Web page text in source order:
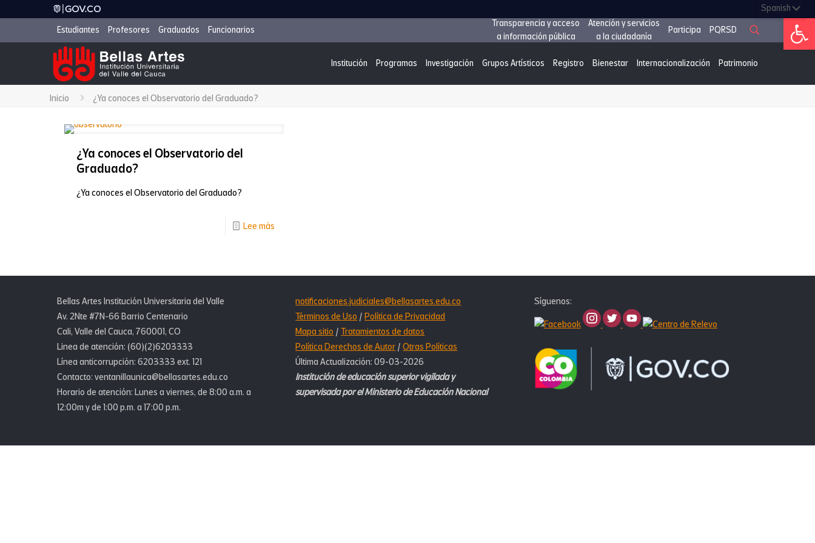
Abrir
Estudiantes Profesores Graduados Funcionarios
Transparencia y acceso
a información pública
Atención y servicios
a la ciudadanía
Participa PQRSD
Institución Programas Investigación Grupos Artísticos Registro Bienestar Internacionalización Patrimonio
Inicio ¿Ya conoces el Observatorio del Graduado?
¿Ya conoces el Observatorio del
Graduado?
¿Ya conoces el Observatorio del Graduado?
Lee más-
Observatorio
Graduado?
Bellas Artes Institución Universitaria del Valle
Av. 2Nte #7N-66 Barrio Centenario
Cali, Valle del Cauca, 760001, CO
Linea de atención: (60)(2)6203333
Línea anticorrupción: 6203333 ext. 121
Contacto: ventanillaunica@bellasartes.edu.co
Horario de atención: Lunes a viernes, de 8:00 a.m. a
12:00m y de 1:00 p.m. a 17:00 p.m.
notificaciones.judiciales@bellasartes.edu.co
Términos de Uso /Política de Privacidad
Mapa sitio /Tratamientos de datos
Política Derechos de Autor /Otras Políticas
Última Actualización: 09-03-2026
Institución de educación superior vigilada y
supervisada por el Ministerio de Educación Nacional
Síguenos: